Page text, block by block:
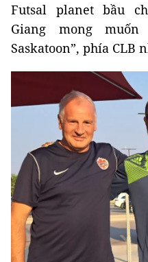
Futsal planet bầu
Giang mong
Saskatoon”, phía CLB